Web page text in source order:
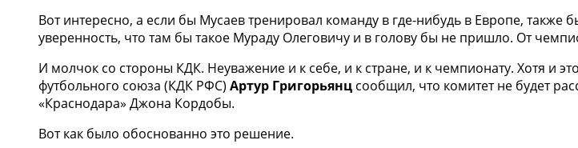
Вот интересно, а если бы Мусаев тренировал команду в где-нибудь в Европе,
уверенность, что там бы такое Мураду Олеговичу и в голову бы не пришло. От
И молчок со стороны КДК. Неуважение и к себе, и к стране, и к чемпионату. Хотя и
футбольного союза (КДК РФС) Артур Григорьянцсообщил, что комитет не будет
«Краснодара» Джона Кордобы.
Вот как было обоснованно это решение.